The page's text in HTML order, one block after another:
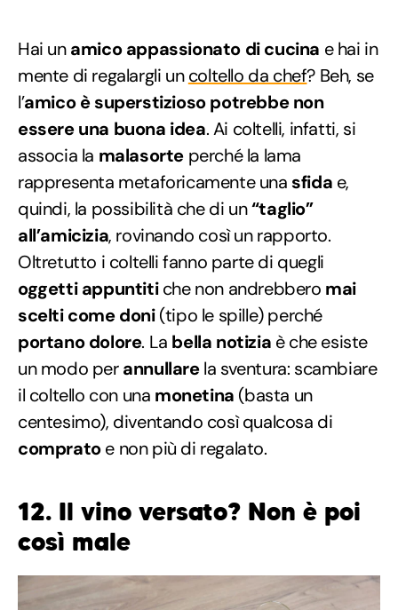
Hai unamico appassionato di cucina e hai in
mente di regalargli uncoltello da chef? Beh, se
l’amico è superstiziosopotrebbe non
essere una buona idea. Ai coltelli, infatti, si
associa la malasorte perché la lama
rappresenta metaforicamente una sfida e,
quindi, la possibilità che di un“taglio”
all’amicizia, rovinando così un rapporto.
Oltretutto i coltelli fanno parte di quegli
oggetti appuntitiche non andrebbero mai
scelti come doni(tipo le spille) perché
portano dolore. La bella notizia è che esiste
un modo perannullarela sventura: scambiare
il coltello con una monetina (basta un
centesimo), diventando così qualcosa di
compratoe non più di regalato.
12. Il vino versato? Non è poi
così male